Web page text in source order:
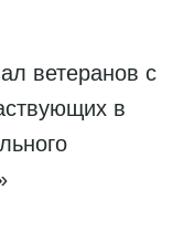
ветеранов с
в